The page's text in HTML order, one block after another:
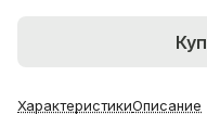
ХарактеристикиОписание